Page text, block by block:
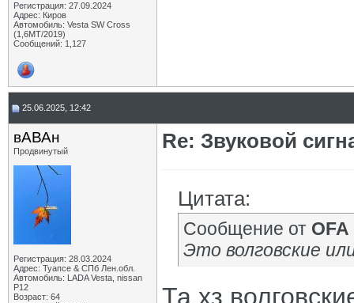
Регистрация: 27.09.2024
Адрес: Киров
Автомобиль: Vesta SW Cross
(1,6МТ/2019)
Сообщений: 1,127
25.06.2025, 12:42
вАВАн
Продвинутый
Регистрация: 28.03.2024
Адрес: Туапсе & СПб Лен.обл.
Автомобиль: LADA Vesta, nissan
P12
Возраст: 64
Re: Звуковой
Цитата:
Сообщение от OFA
Это волговские
Та хз